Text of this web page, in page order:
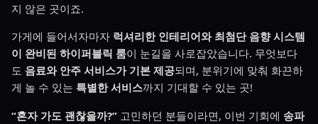
지 않은 곳이죠.
가게에 들어서자마자 럭셔리한 인테리어와 최첨단 음향 시스템
이 완비된 하이퍼블릭 룸이 눈길을 사로잡았습니다. 무엇보다
도 음료와 안주 서비스가 기본 제공되며, 분위기에 맞춰 화끈하
게 놀 수 있는 특별한 서비스까지 기대할 수 있는 곳!
“혼자 가도 괜찮을까?” 고민하던 분들이라면, 이번 기회에 송파